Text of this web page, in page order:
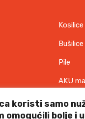
koristi samo
omogućili bolje i
Kosilice
Bušilice
Pile
AKU